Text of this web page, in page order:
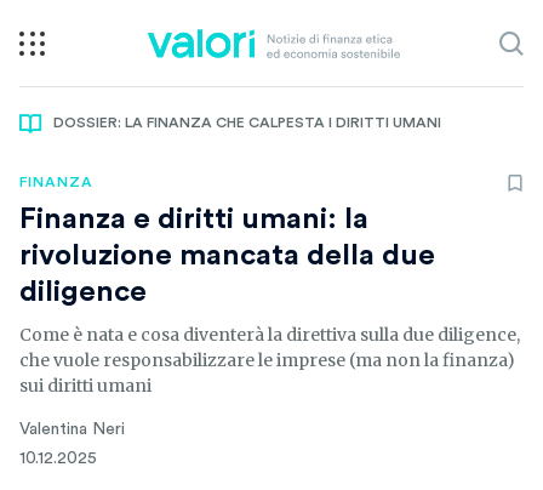
DOSSIER: LA FINANZA CHE CALPESTA I DIRITTI UMANI
FINANZA
Finanza e diritti umani: la
rivoluzione mancata della due
diligence
Come è nata e cosa diventerà la direttiva sulla due diligence,
che vuole responsabilizzare le imprese (ma non la finanza)
sui diritti umani
Valentina Neri
10.12.2025